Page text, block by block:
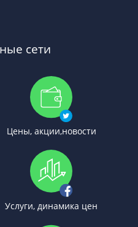
сети
Цены, акции,новости
Услуги, динамика цен